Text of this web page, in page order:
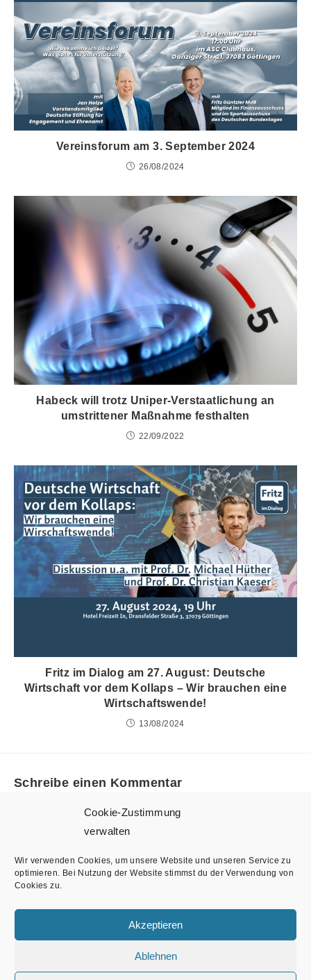
Cookie-Zustimmung
verwalten
Wir verwenden Cookies, um unsere Website und unseren Service zu
optimieren. Bei Nutzung der Website stimmst du der Verwendung von
Cookies zu.
Akzeptieren
Ablehnen
Vereinsforum am 3. September 2024
26/08/2024
Habeck will trotz Uniper-Verstaatlichung an
umstrittener Maßnahme festhalten
22/09/2022
Fritz im Dialog am 27. August: Deutsche
Wirtschaft vor dem Kollaps – Wir brauchen eine
Wirtschaftswende!
13/08/2024
Schreibe einen Kommentar
angemeldetsein, um einen Kommentar abgeben